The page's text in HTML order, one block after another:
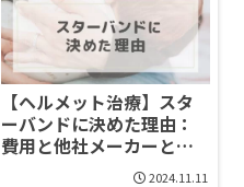
【ヘルメット治療】スタ
ーバンドに決めた理由：
費用と他社メーカーとの
2024.11.11